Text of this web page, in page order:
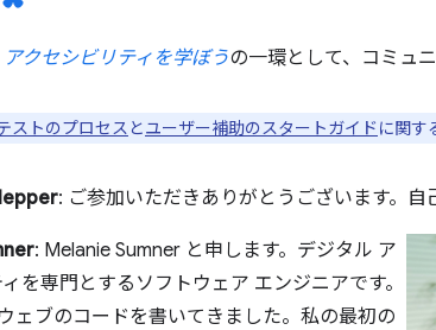
アクセシビリティを学ぼうの一環として、コミュ
ストのプロセス とユーザー補助のスタートガイド に関す
: ご参加いただきありがとうございます。自
: Melanie Sumner と申します。デジタル ア
を専門とするソフトウェア エンジニアです。
ェブのコードを書いてきました。私の最初の